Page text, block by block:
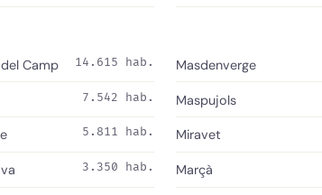
Camp 14.615 hab.
7.542 hab.
5.811 hab.
3.350 hab.
Masdenverge
Maspujols
Miravet
Marçà